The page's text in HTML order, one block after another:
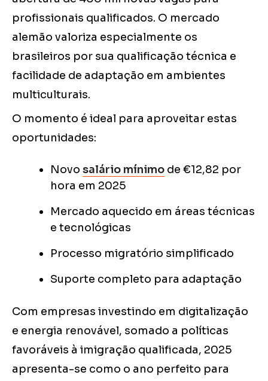
profissionais qualificados. O mercado
alemão valoriza especialmente os
brasileiros por sua qualificação técnica e
facilidade de adaptação em ambientes
multiculturais.
O momento é ideal para aproveitar estas
oportunidades:
Novo salário mínimo de €12,82 por
hora em 2025
Mercado aquecido em áreas técnicas
e tecnológicas
Processo migratório simplificado
Suporte completo para adaptação
Com empresas investindo em digitalização
e energia renovável, somado a políticas
favoráveis à imigração qualificada, 2025
apresenta-se como o ano perfeito para